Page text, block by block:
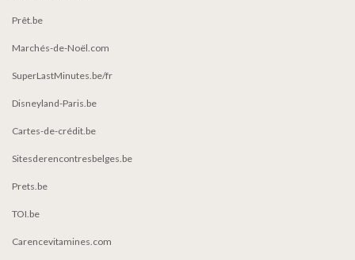
Prêt.be
Marchés-de-Noël.com
SuperLastMinutes.be/fr
Disneyland-Paris.be
Cartes-de-crédit.be
Sitesderencontresbelges.be
Prets.be
TOI.be
Carencevitamines.com